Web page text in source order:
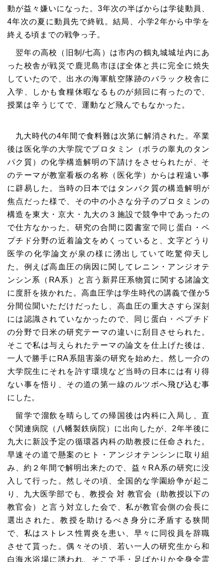
動が益々嫌いになった。3年次の半ばからは学徒動員、
4年次の夏に動員先で終戦。結局、小学2年から中学を
終える頃までの戦争っ子。
翌年の高校（旧制/七高）は市内の鶴丸城城址内にあ
った校舎が戦災で鹿児島市ほぼ全体と共に完全に焼失
していたので、出水の海軍航空隊跡のバラック校舎に
入学、しかも食糧休暇なるものが頻回に有ったので、
授業は辛うじてで、運動など飛んでもなかった。
九大時代の4年間で食料難は次第に解消された。卒業
後は医化学の大学院でプロタミン（ボラの睾丸のタン
パク質）の化学構造解明の下請けをさせられたが、そ
のテーマが教室看板の名称（医化学）からは程遠い事
に辟易した。当時の日本ではタンパク質の構造解明が
焦点だった様で、その中の小さな分子のプロタミンの
構造を東大・京大・九大の３施設で競争中であったの
で仕方なかった。研究の合間に図書室で同じ蛋白・ペ
プチド分野の近着論文をめくっていると、文字どうり
医学の化学論文が泉の様に湧出していて吃驚仰天し
た。例えば高血圧の病因に関してレニン・アンジオテ
ンシン系（RA系）と言う新昇圧系物質に関する諸論文
に度肝を抜かれた。高血圧学は学生時代の講義で僅か5
分間位聞いただけだったし、高血圧の重大さすら深刻
には認識されていなかったので、同じ蛋白・ペプチド
の分野で日米の研究テーマの違いに刮目させられた。
そこで私は与えられたテーマの論文を仕上げた後は、
一人で勝手にRA系阻害薬の研究を始めた。然し一介の
大学院生にそれを許す環境など当時の日本には有り得
ない事を悟り、その道の第一線のルツボへ飛び込む事
にした。
留学で溜飲を晴らしての帰国後は内科に入局し、直
ぐ関連病院（八幡製鉄病院）に出向したが、2年半後に
九大に新設予定の循環器内科の助教授に任命された。
早速その道で懸案のヒト・アンジオテンシンに取り組
み、約２年間で解明出来たので、益々RA系の研究に没
入して行った。然しその頃、全国的な学園紛争が起こ
り、九大医学部でも、教授会 対 教官会（助教授以下の
教官会）と言う対立した会で、私が教官会側の会長に
選出された。教授を助けるべき身分に矛盾する狭間
で、私はストレス性胃炎を患い、早々に同役員を辞職
させて貰った。偶々その頃、若い一人の研究生から和
白海水浴場に誘われ、そこで手・足ばかりか全身全霊